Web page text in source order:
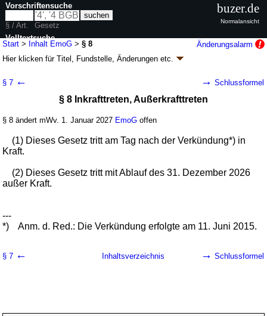
Start > Inhalt EmoG >§ 8
Änderungsalarm
Hier klicken fürTitel, Fundstelle, Änderungen etc.
Abs. 34 G. v. 20.12.2022BGBl. I S. 2752
Straßenverkehrs
wird in 34 Vorschriften zitiert
§ 7 ← → Schlussformel
§ 8 Inkrafttreten, Außerkrafttreten
§ 8 ändert mWv. 1. Januar 2027 EmoG offen
(1) Dieses Gesetz tritt am Tag nach der Verkündung*) in
Kraft.
(2) Dieses Gesetz tritt mit Ablauf des 31. Dezember 2026
außer Kraft.
---
*)
Anm. d. Red.: Die Verkündung erfolgte am 11. Juni 2015.
§ 7 ← Inhaltsverzeichnis → Schlussformel
Vorschriftensuche
§ / Art.
Gesetz
Volltextsuche
nur in EmoG
buzer.de
Normalansicht